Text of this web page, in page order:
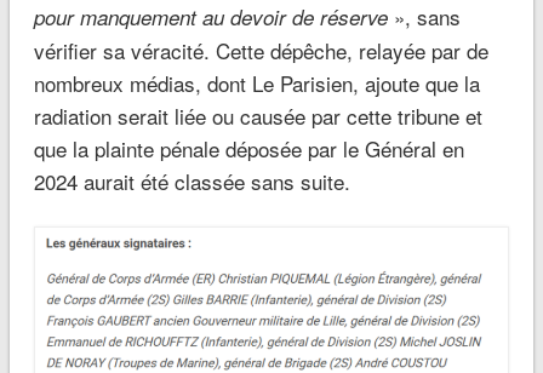
pour manquement au devoir de réserve », sans
vérifier sa véracité. Cette dépêche, relayée par de
nombreux médias, dont Le Parisien, ajoute que la
radiation serait liée ou causée par cette tribune et
que la plainte pénale déposée par le Général en
2024 aurait été classée sans suite.